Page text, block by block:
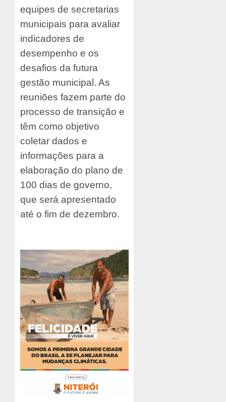
equipes de secretarias
municipais para avaliar
indicadores de
desempenho e os
desafios da futura
gestão municipal. As
reuniões fazem parte do
processo de transição e
têm como objetivo
coletar dados e
informações para a
elaboração do plano de
100 dias de governo,
que será apresentado
até o fim de dezembro.